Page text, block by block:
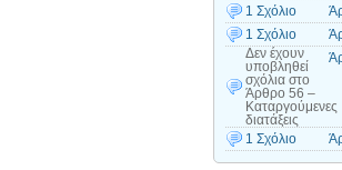
1 Σχόλιο
1 Σχόλιο
Δεν έχουν
υποβληθεί
σχόλια στο
Άρθρο 56 –
Καταργούμενες
διατάξεις
1 Σχόλιο